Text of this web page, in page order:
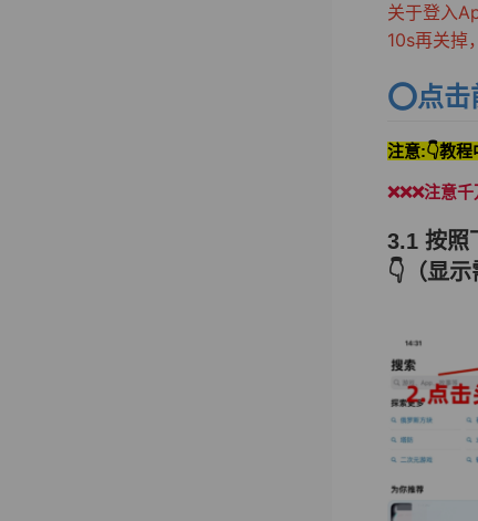
关于登入
10s再关掉
⭕️点击
注意:👇教
❌❌❌注意
3.1 按照
👇（显